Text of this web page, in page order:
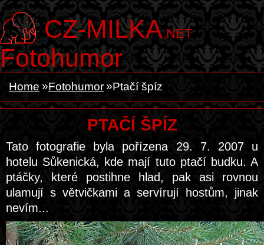
CZ-MILKA.NET
Fotohumor
Home Fotohumor Ptačí špíz
PTAČÍ ŠPÍZ
Tato fotografie byla pořízena 29. 7. 2007 u
hotelu Sůkenická, kde mají tuto ptačí budku. A
ptáčky, které postihne hlad, pak asi rovnou
ulamují s větvičkami a servírují hostům, jinak
nevím...